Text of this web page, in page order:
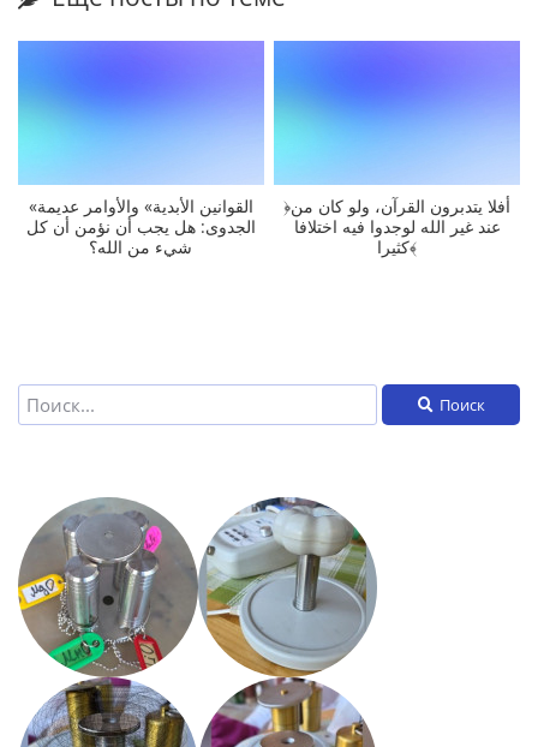
«القوانين الأبدية» والأوامر عديمة
الجدوى: هل يجب أن نؤمن أن كل
شيء من الله؟
﴿أفلا يتدبرون القرآن، ولو كان من
عند غير الله لوجدوا فيه اختلافا
كثيرا﴾
Поиск